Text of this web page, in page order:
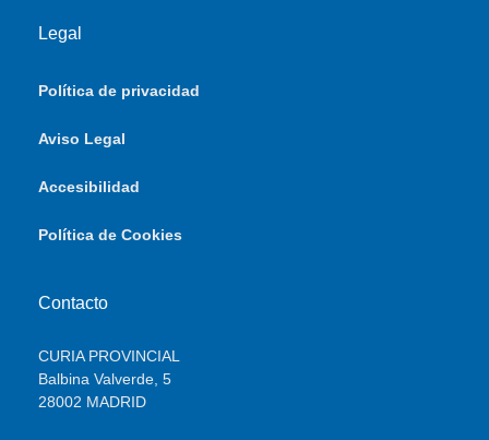
Legal
Política de privacidad
Aviso Legal
Accesibilidad
Política de Cookies
Contacto
CURIA PROVINCIAL
Balbina Valverde, 5
28002 MADRID